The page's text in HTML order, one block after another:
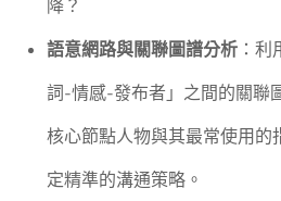
降？
語意網路與關聯圖譜分析 ：
詞-情感-發布者」之間的關聯
核心節點人物與其最常使用的
定精準的溝通策略。